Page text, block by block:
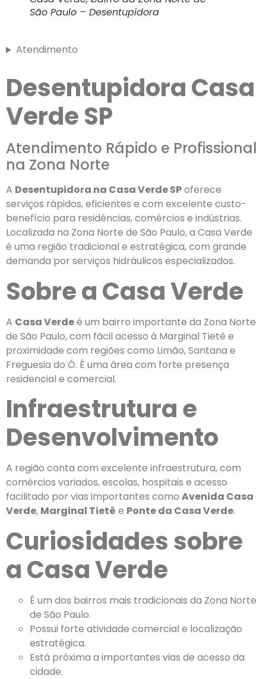
São Paulo – Desentupidora
Atendimento
Desentupidora Casa
Verde SP
Atendimento Rápido e Profissional
na Zona Norte
A Desentupidora na Casa Verde SPoferece
serviços rápidos, eficientes e com excelente custo-
benefício para residências, comércios e indústrias.
Localizada na Zona Norte de São Paulo, a Casa Verde
é uma região tradicional e estratégica, com grande
demanda por serviços hidráulicos especializados.
Sobre a Casa Verde
A Casa Verdeé um bairro importante da Zona Norte
de São Paulo, com fácil acesso à Marginal Tietê e
proximidade com regiões como Limão, Santana e
Freguesia do Ó. É uma área com forte presença
residencial e comercial.
Infraestrutura e
Desenvolvimento
A região conta com excelente infraestrutura, com
comércios variados, escolas, hospitais e acesso
facilitado por vias importantes como Avenida Casa
Verde, Marginal Tietê e Ponte da Casa Verde.
Curiosidades sobre
a Casa Verde
É um dos bairros mais tradicionais da Zona Norte
de São Paulo.
Possui forte atividade comercial e localização
estratégica.
Está próxima a importantes vias de acesso da
cidade.